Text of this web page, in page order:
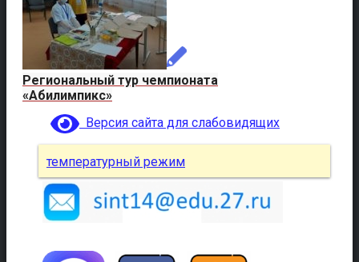
Региональный тур чемпионата
«Абилимпикс»
Версия сайта для слабовидящих
температурный режим